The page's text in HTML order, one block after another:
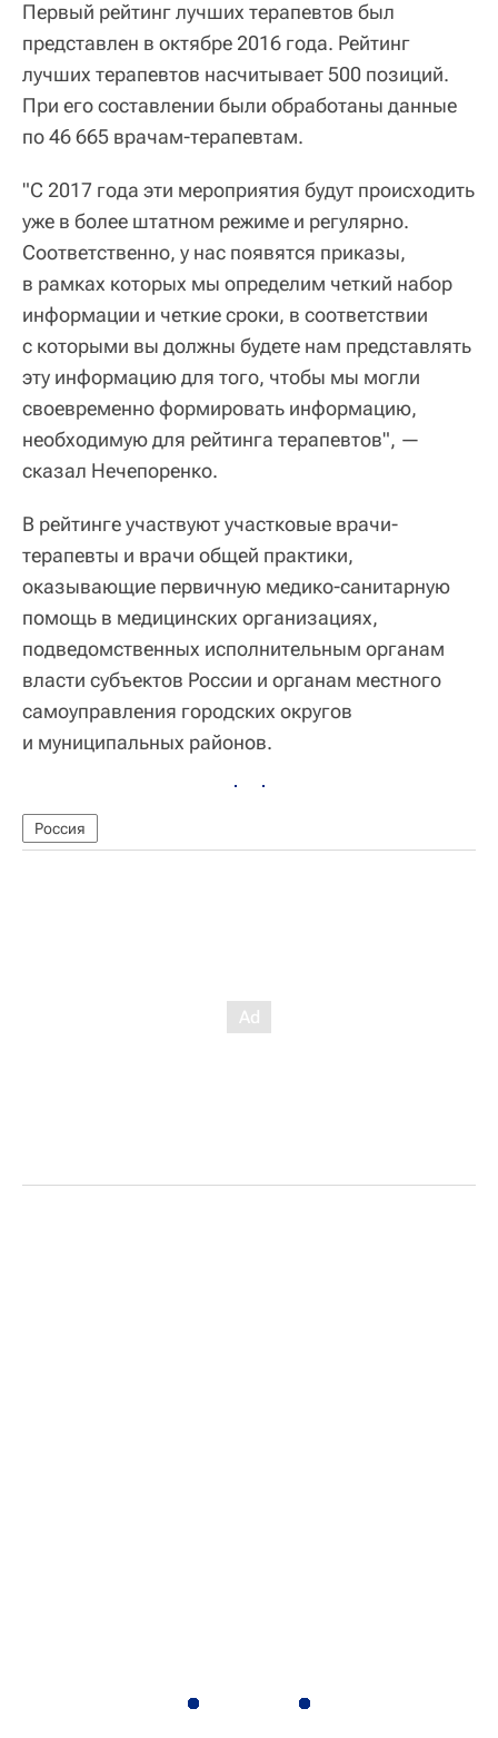
Первый рейтинг лучших терапевтов был
представлен в октябре 2016 года. Рейтинг
лучших терапевтов насчитывает 500 позиций.
При его составлении были обработаны данные
по 46 665 врачам-терапевтам.
"С 2017 года эти мероприятия будут происходить
уже в более штатном режиме и регулярно.
Соответственно, у нас появятся приказы,
в рамках которых мы определим четкий набор
информации и четкие сроки, в соответствии
с которыми вы должны будете нам представлять
эту информацию для того, чтобы мы могли
своевременно формировать информацию,
необходимую для рейтинга терапевтов", —
сказал Нечепоренко.
В рейтинге участвуют участковые врачи-
терапевты и врачи общей практики,
оказывающие первичную медико-санитарную
помощь в медицинских организациях,
подведомственных исполнительным органам
власти субъектов России и органам местного
самоуправления городских округов
и муниципальных районов.
Россия